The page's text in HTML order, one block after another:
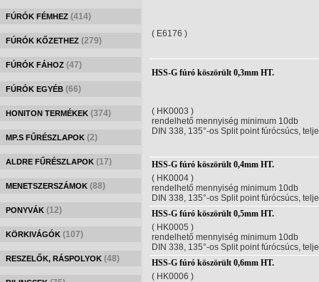
FÚRÓK FÉMHEZ (414)
FÚRÓK KŐZETHEZ (279)
FÚRÓK FÁHOZ (47)
FÚRÓK EGYÉB (66)
HONITON TERMÉKEK (374)
MP.S FŰRÉSZLAPOK (2)
ALDRE FŰRÉSZLAPOK (17)
MENETSZERSZÁMOK (88)
PONYVÁK (12)
KÖRKIVÁGÓK (107)
RESZELŐK, RÁSPOLYOK (48)
( E6176 )
HSS-G fúró köszörült 0,3mm HT.
( HK0003 )
rendelhető mennyiség minimum 10db
DIN 338, 135°-os Split point fúrócsúcs,
HSS-G fúró köszörült 0,4mm HT.
( HK0004 )
rendelhető mennyiség minimum 10db
DIN 338, 135°-os Split point fúrócsúcs,
HSS-G fúró köszörült 0,5mm HT.
( HK0005 )
rendelhető mennyiség minimum 10db
DIN 338, 135°-os Split point fúrócsúcs,
HSS-G fúró köszörült 0,6mm HT.
( HK0006 )